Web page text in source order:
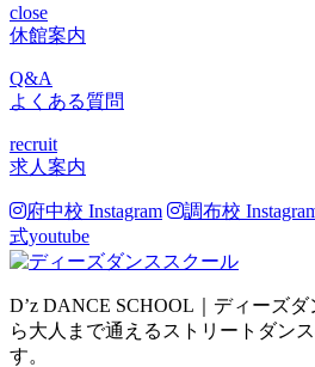
close
休館案内
Q&A
よくある質問
recruit
求人案内
府中校 Instagram 調布校
式youtube
D’z DANCE SCHOOL｜ディーズ
ら大人まで通えるストリートダン
す。